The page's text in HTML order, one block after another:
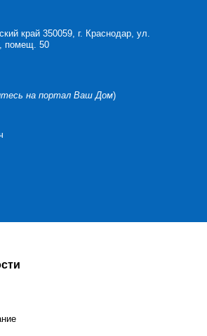
край 350059, г. Краснодар, ул.
помещ. 50
на портал Ваш Дом)